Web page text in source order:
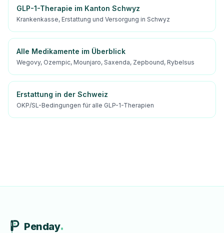
GLP-1-Therapie im Kanton Schwyz
Krankenkasse, Erstattung und Versorgung in Schwyz
Alle Medikamente im Überblick
Wegovy, Ozempic, Mounjaro, Saxenda, Zepbound, Rybelsus
Erstattung in der Schweiz
OKP/SL-Bedingungen für alle GLP-1-Therapien
Penday